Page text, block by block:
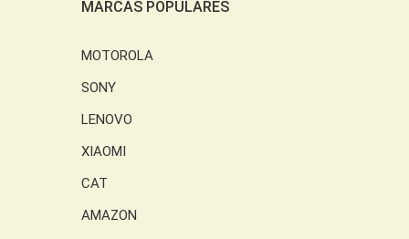
MARCAS POPULARES
MOTOROLA
SONY
LENOVO
XIAOMI
CAT
AMAZON